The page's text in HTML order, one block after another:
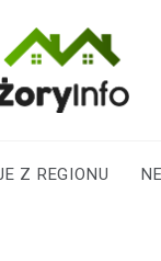
mieszkańców
Żor
Z REGIONU